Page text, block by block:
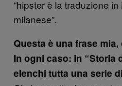
“hipster è la traduzione
milanese”.
Questa è una frase
In ogni caso: in “Storia
elenchi tutta una serie